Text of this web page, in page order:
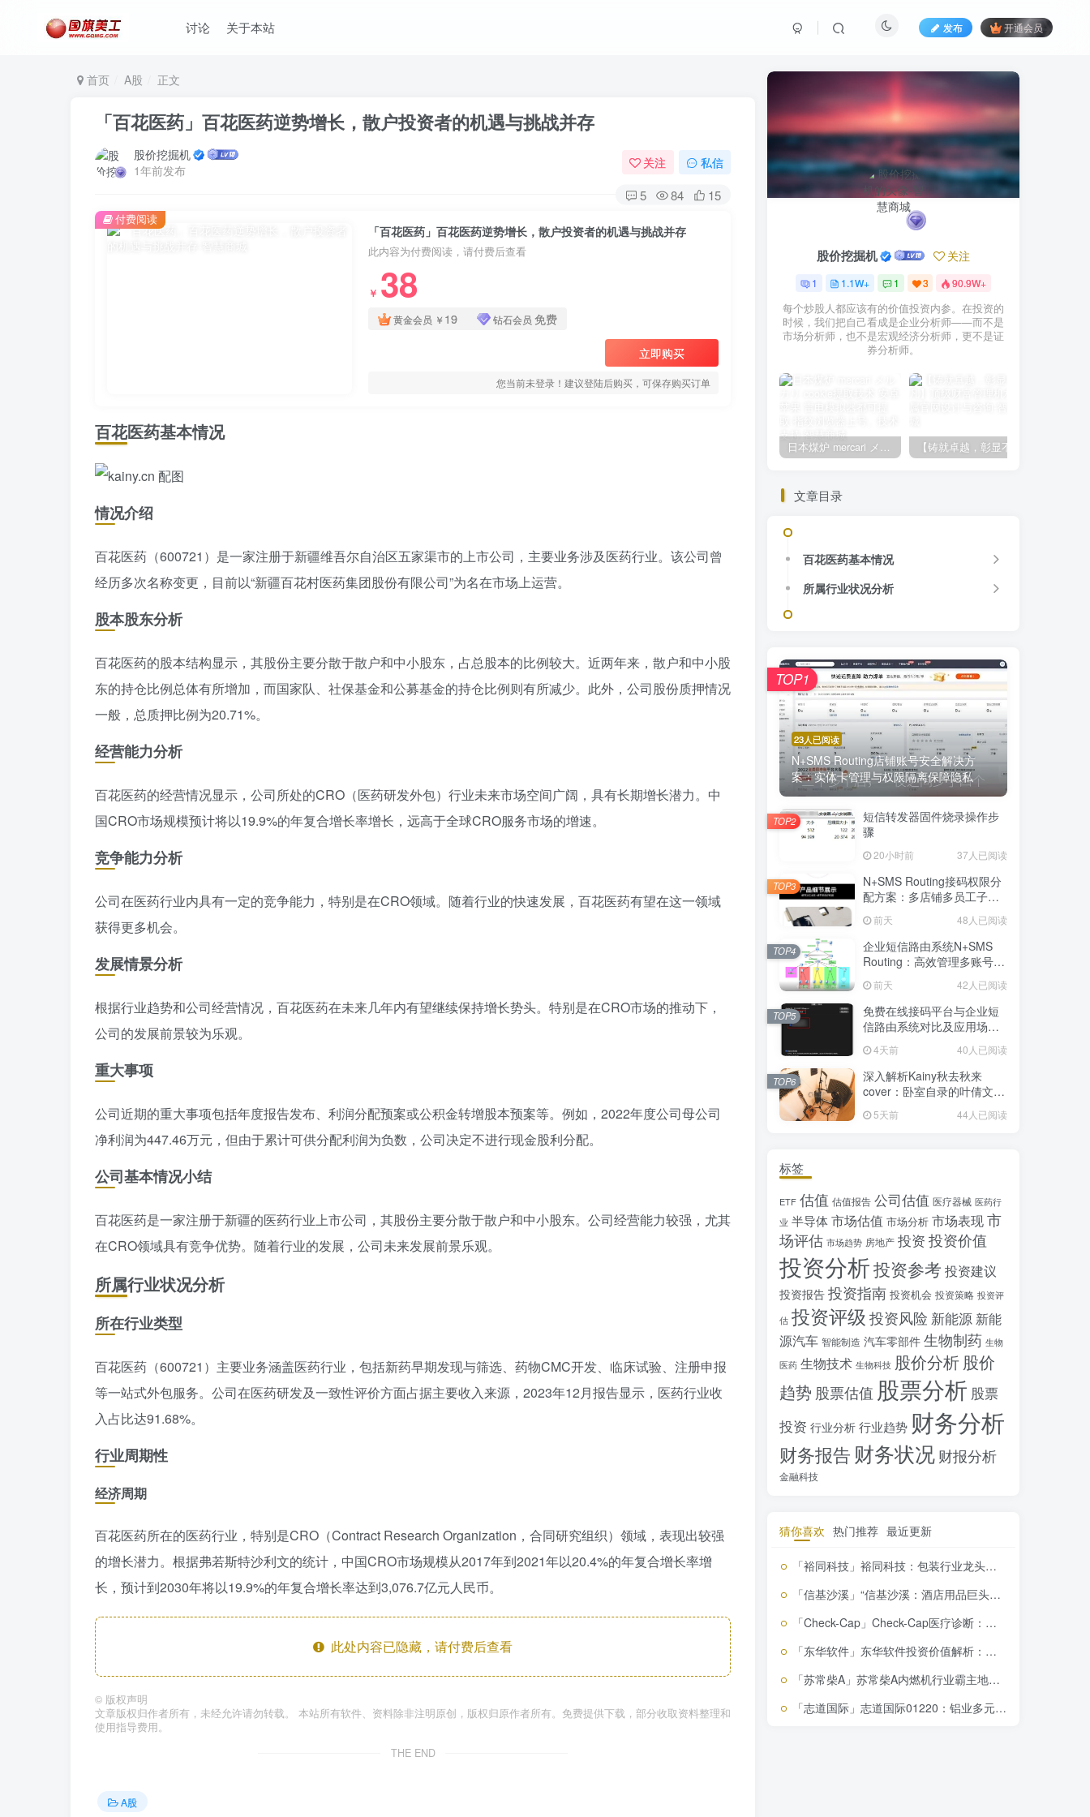
讨论 关于本站 发布 开通会员
首页 A股 正文
「百花医药」百花医药逆势增长，散户投资者的机遇与挑战并存
股价挖掘机
1年前发布
关注 私信
5 84 15
「百花医药」百花医药逆势增长，散户投资者的机遇与挑战并存
此内容为付费阅读，请付费后查看
￥ 38
黄金会员 ￥ 19 钻石会员 免费
立即购买
您当前未登录！建议登陆后购买，可保存购买订单
付费阅读
百花医药基本情况
情况介绍
百花医药（600721）是一家注册于新疆维吾尔自治区五家渠市的上市公司，主要业务涉及医药行业。该公司曾
经历多次名称变更，目前以“新疆百花村医药集团股份有限公司”为名在市场上运营。
股本股东分析
百花医药的股本结构显示，其股份主要分散于散户和中小股东，占总股本的比例较大。近两年来，散户和中小股
东的持仓比例总体有所增加，而国家队、社保基金和公募基金的持仓比例则有所减少。此外，公司股份质押情况
一般，总质押比例为20.71%。
经营能力分析
百花医药的经营情况显示，公司所处的CRO（医药研发外包）行业未来市场空间广阔，具有长期增长潜力。中
国CRO市场规模预计将以19.9%的年复合增长率增长，远高于全球CRO服务市场的增速。
竞争能力分析
公司在医药行业内具有一定的竞争能力，特别是在CRO领域。随着行业的快速发展，百花医药有望在这一领域
获得更多机会。
发展情景分析
根据行业趋势和公司经营情况，百花医药在未来几年内有望继续保持增长势头。特别是在CRO市场的推动下，
公司的发展前景较为乐观。
重大事项
公司近期的重大事项包括年度报告发布、利润分配预案或公积金转增股本预案等。例如，2022年度公司母公司
净利润为447.46万元，但由于累计可供分配利润为负数，公司决定不进行现金股利分配。
公司基本情况小结
百花医药是一家注册于新疆的医药行业上市公司，其股份主要分散于散户和中小股东。公司经营能力较强，尤其
在CRO领域具有竞争优势。随着行业的发展，公司未来发展前景乐观。
所属行业状况分析
所在行业类型
百花医药（600721）主要业务涵盖医药行业，包括新药早期发现与筛选、药物CMC开发、临床试验、注册申报
等一站式外包服务。公司在医药研发及一致性评价方面占据主要收入来源，2023年12月报告显示，医药行业收
入占比达91.68%。
行业周期性
经济周期
百花医药所在的医药行业，特别是CRO（Contract Research Organization，合同研究组织）领域，表现出较强
的增长潜力。根据弗若斯特沙利文的统计，中国CRO市场规模从2017年到2021年以20.4%的年复合增长率增
长，预计到2030年将以19.9%的年复合增长率达到3,076.7亿元人民币。
此处内容已隐藏，请付费后查看
© 版权声明
文章版权归作者所有，未经允许请勿转载。 本站所有软件、资料除非注明原创，版权归原作者所有。免费提供下载，部分收取资料整理和
使用指导费用。
THE END
A股
股价挖掘机 关注
1 1.1W+ 1 3 90.9W+
每个炒股人都应该有的价值投资内参。在投资的
时候，我们把自己看成是企业分析师——而不是
市场分析师，也不是宏观经济分析师，更不是证
券分析师。
日本煤炉 mercari メルカリ cookie提取技术 安卓 苹果 雷电模拟器都可提取,指纹浏览器上号。技术支持
文章目录
百花医药基本情况
所属行业状况分析
23人已阅读
N+SMS Routing店铺账号安全解决方
案：实体卡管理与权限隔离保障隐私
TOP1
短信转发器固件烧录操作步
骤
20小时前 37人已阅读
TOP2
N+SMS Routing接码权限分
配方案：多店铺多员工子账
前天 48人已阅读
TOP3
企业短信路由系统N+SMS
Routing：高效管理多账号验
前天 42人已阅读
TOP4
免费在线接码平台与企业短
信路由系统对比及应用场景
4天前 40人已阅读
TOP5
深入解析Kainy秋去秋来
cover：卧室自录的叶倩文经
典粤语情歌翻唱
5天前 44人已阅读
TOP6
标签
ETF 估值 估值报告 公司估值 医疗器械 医药行
业 半导体市场估值 市场分析 市场表现市
场评估 市场趋势 房地产 投资 投资价值
投资分析投资参考 投资建议
投资报告 投资指南 投资机会 投资策略 投资评
估 投资评级 投资风险 新能源 新能
源汽车 智能制造 汽车零部件 生物制药 生物
医药 生物技术 生物科技 股价分析 股价
趋势 股票估值 股票分析 股票
投资 行业分析 行业趋势 财务分析
财务报告 财务状况财报分析
金融科技
猜你喜欢 热门推荐 最近更新
「裕同科技」裕同科技：包装行业龙头，盈利稳健，投资价值凸显
「信基沙溪」“信基沙溪：酒店用品巨头，揭秘2024年财务挑战与投资机遇！”
「Check-Cap」Check-Cap医疗诊断：创新技术领跑结直肠癌筛查市场，投资潜力解析
「东华软件」东华软件投资价值解析：薛向东家族控股，市盈率41.52，减持评级藏风险？
「苏常柴A」苏常柴A内燃机行业霸主地位，你不看绝对会后悔
「志道国际」志道国际01220：铝业多元经营，投资潜力深度解析